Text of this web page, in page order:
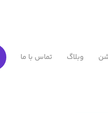
وبلاگ تماس با ما